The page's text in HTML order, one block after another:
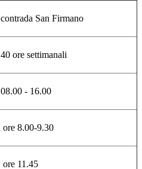
contrada San Firmano
40 ore settimanali
08.00 - 16.00
ore 8.00-9.30
ore 11.45